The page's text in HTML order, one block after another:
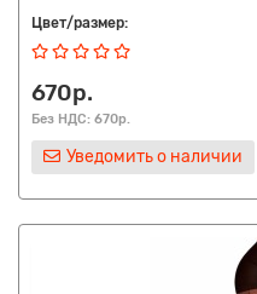
Цвет/размер:
670р.
Без НДС: 670р.
Уведомить о наличии